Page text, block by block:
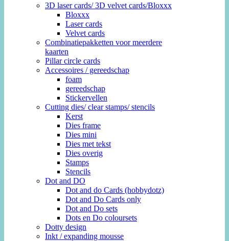
3D laser cards/ 3D velvet cards/Bloxxx
Bloxxx
Laser cards
Velvet cards
Combinatiepakketten voor meerdere
kaarten
Pillar circle cards
Accessoires / gereedschap
foam
gereedschap
Stickervellen
Cutting dies/ clear stamps/ stencils
Kerst
Dies frame
Dies mini
Dies met tekst
Dies overig
Stamps
Stencils
Dot and DO
Dot and do Cards (hobbydotz)
Dot and Do Cards only
Dot and Do sets
Dots en Do coloursets
Dotty design
Inkt / expanding mousse